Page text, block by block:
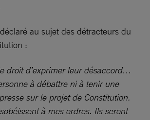
au sujet des détracteurs du
:
droit d’exprimer leur désaccord…
à débattre ni à tenir une
sur le projet de Constitution.
à mes ordres. Ils seront